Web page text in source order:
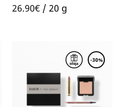
out
26.90€/ 20 g
-30%